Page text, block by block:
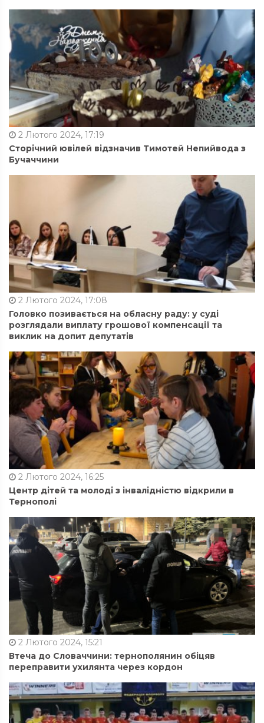
2 Лютого 2024, 17:19
Сторічний ювілей відзначив Тимотей Непийвода з
Бучаччини
2 Лютого 2024, 17:08
Головко позивається на обласну раду: у суді
розглядали виплату грошової компенсації та
виклик на допит депутатів
2 Лютого 2024, 16:25
Центр дітей та молоді з інвалідністю відкрили в
Тернополі
2 Лютого 2024, 15:21
Втеча до Словаччини: тернополянин обіцяв
переправити ухилянта через кордон